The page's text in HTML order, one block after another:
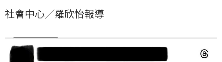
社會中心／羅欣怡報導